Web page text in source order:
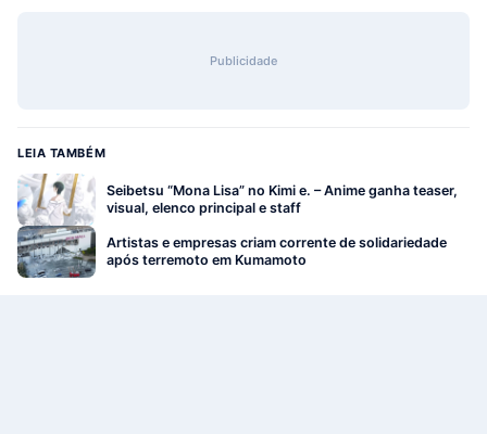
Publicidade
LEIA TAMBÉM
Seibetsu “Mona Lisa” no Kimi e. – Anime ganha teaser,
visual, elenco principal e staff
Artistas e empresas criam corrente de solidariedade
após terremoto em Kumamoto